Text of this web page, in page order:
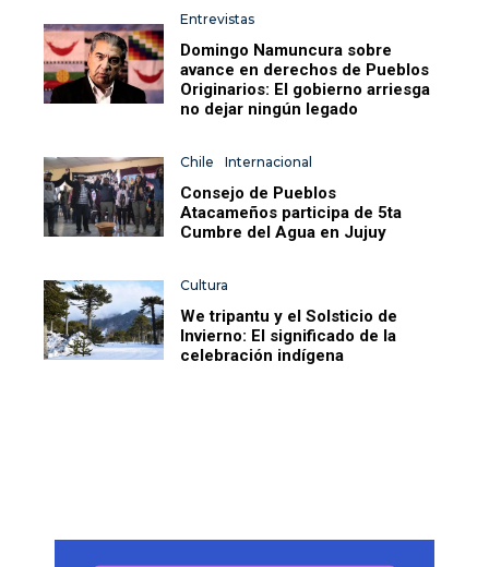
Entrevistas
Domingo Namuncura sobre
avance en derechos de Pueblos
Originarios: El gobierno arriesga
no dejar ningún legado
Chile Internacional
Consejo de Pueblos
Atacameños participa de 5ta
Cumbre del Agua en Jujuy
Cultura
We tripantu y el Solsticio de
Invierno: El significado de la
celebración indígena